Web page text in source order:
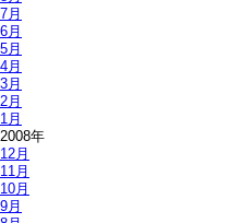
7月
6月
5月
4月
3月
2月
1月
2008年
12月
11月
10月
9月